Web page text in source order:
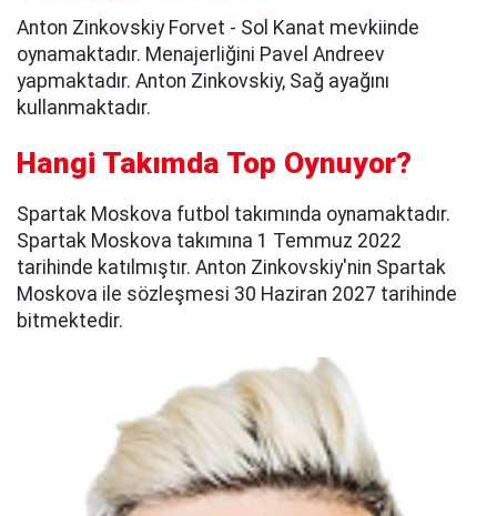
Anton Zinkovskiy Forvet - Sol Kanat mevkiinde
oynamaktadır. Menajerliğini Pavel Andreev
yapmaktadır. Anton Zinkovskiy, Sağ ayağını
kullanmaktadır.
Hangi Takımda Top Oynuyor?
Spartak Moskova futbol takımında oynamaktadır.
Spartak Moskova takımına 1 Temmuz 2022
tarihinde katılmıştır. Anton Zinkovskiy'nin Spartak
Moskova ile sözleşmesi 30 Haziran 2027 tarihinde
bitmektedir.